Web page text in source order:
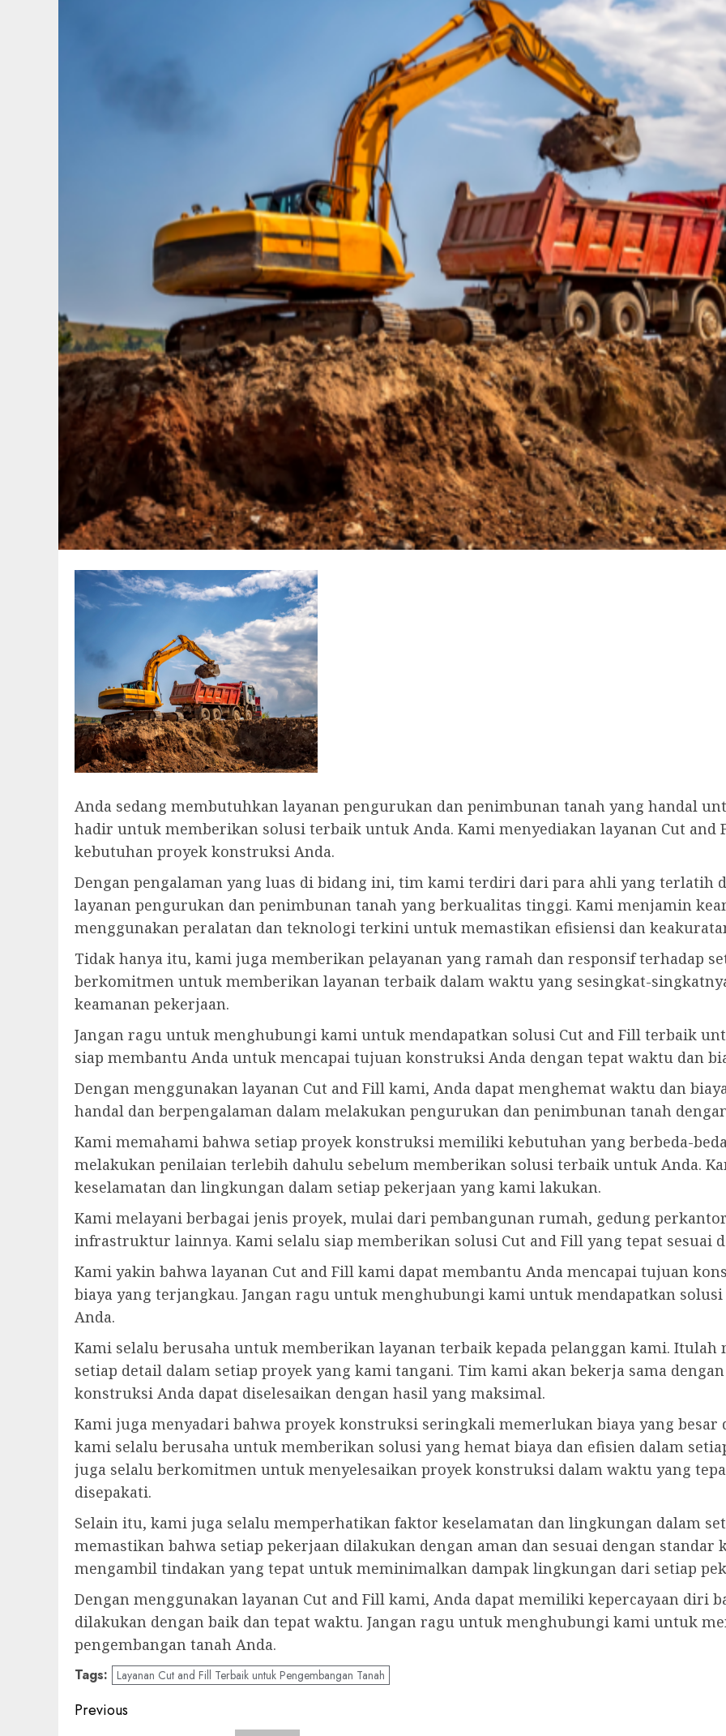
Anda sedang membutuhkan layanan pengurukan dan penimbunan tanah yang handal
hadir untuk memberikan solusi terbaik untuk Anda. Kami menyediakan layanan Cut and
kebutuhan proyek konstruksi Anda.
Dengan pengalaman yang luas di bidang ini, tim kami terdiri dari para ahli yang terlatih
layanan pengurukan dan penimbunan tanah yang berkualitas tinggi. Kami menjamin
menggunakan peralatan dan teknologi terkini untuk memastikan efisiensi dan
Tidak hanya itu, kami juga memberikan pelayanan yang ramah dan responsif terhadap
berkomitmen untuk memberikan layanan terbaik dalam waktu yang sesingkat-
keamanan pekerjaan.
Jangan ragu untuk menghubungi kami untuk mendapatkan solusi Cut and Fill terbaik
siap membantu Anda untuk mencapai tujuan konstruksi Anda dengan tepat waktu dan
Dengan menggunakan layanan Cut and Fill kami, Anda dapat menghemat waktu dan
handal dan berpengalaman dalam melakukan pengurukan dan penimbunan tanah
Kami memahami bahwa setiap proyek konstruksi memiliki kebutuhan yang berbeda-
melakukan penilaian terlebih dahulu sebelum memberikan solusi terbaik untuk Anda.
keselamatan dan lingkungan dalam setiap pekerjaan yang kami lakukan.
Kami melayani berbagai jenis proyek, mulai dari pembangunan rumah, gedung
infrastruktur lainnya. Kami selalu siap memberikan solusi Cut and Fill yang tepat sesuai
Kami yakin bahwa layanan Cut and Fill kami dapat membantu Anda mencapai tujuan
biaya yang terjangkau. Jangan ragu untuk menghubungi kami untuk mendapatkan
Anda.
Kami selalu berusaha untuk memberikan layanan terbaik kepada pelanggan kami.
setiap detail dalam setiap proyek yang kami tangani. Tim kami akan bekerja sama
konstruksi Anda dapat diselesaikan dengan hasil yang maksimal.
Kami juga menyadari bahwa proyek konstruksi seringkali memerlukan biaya yang besar
kami selalu berusaha untuk memberikan solusi yang hemat biaya dan efisien dalam
juga selalu berkomitmen untuk menyelesaikan proyek konstruksi dalam waktu yang
disepakati.
Selain itu, kami juga selalu memperhatikan faktor keselamatan dan lingkungan dalam
memastikan bahwa setiap pekerjaan dilakukan dengan aman dan sesuai dengan standar
mengambil tindakan yang tepat untuk meminimalkan dampak lingkungan dari setiap
Dengan menggunakan layanan Cut and Fill kami, Anda dapat memiliki kepercayaan diri
dilakukan dengan baik dan tepat waktu. Jangan ragu untuk menghubungi kami untuk
pengembangan tanah Anda.
Tags: Layanan Cut and Fill Terbaik untuk Pengembangan Tanah
Post
Previous